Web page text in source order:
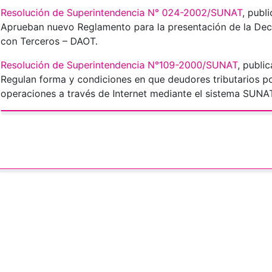
Resolución de Superintendencia N° 024-2002/SUNAT,
Aprueban nuevo Reglamento para la presentación de la
con Terceros – DAOT.
Resolución de Superintendencia N°109-2000/SUNAT,
Regulan forma y condiciones en que deudores tributarios
operaciones a través de Internet mediante el sistema